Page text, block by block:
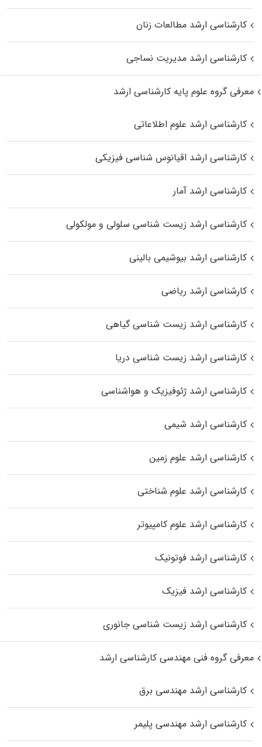
کارشناسی ارشد مطالعات زنان
کارشناسی ارشد مدیریت نساجی
معرفی گروه علوم پایه کارشناسی ارشد
کارشناسی ارشد علوم اطلاعاتی
کارشناسی ارشد اقیانوس‌ شناسی فیزیکی
کارشناسی ارشد آمار
کارشناسی ارشد زیست شناسی سلولی و مولکولی
کارشناسی ارشد بیوشیمی بالینی
کارشناسی ارشد ریاضی
کارشناسی ارشد زیست‌ شناسی گیاهی
کارشناسی ارشد زیست‌ شناسی دریا
کارشناسی ارشد ژئوفیزیک و هواشناسی
کارشناسی ارشد شیمی
کارشناسی ارشد علوم زمین
کارشناسی ارشد علوم شناختی
کارشناسی ارشد علوم کامپیوتر
کارشناسی ارشد فوتونیک
کارشناسی ارشد فیزیک
کارشناسی ارشد زیست‌ شناسی جانوری
معرفی گروه فنی مهندسی کارشناسی ارشد
کارشناسی ارشد مهندسی برق
کارشناسی ارشد مهندسی پلیمر